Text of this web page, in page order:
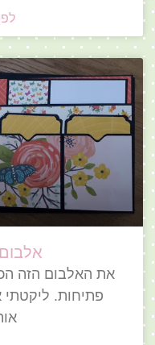
את האלבום הזה
פתיחות. ליקטתי